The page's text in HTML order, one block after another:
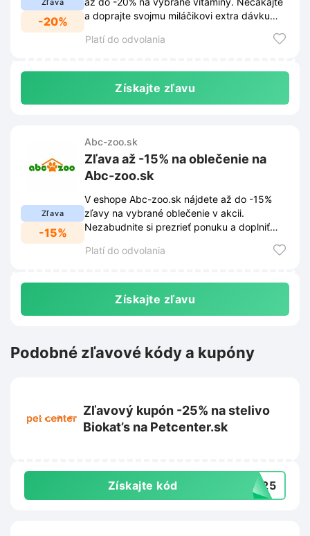
Zľava
-20%
a doprajte svojmu miláčikovi extra dávku
Platí do odvolania
Získajte zľavu
Zľava
-15%
Abc-zoo.sk
Zľava až -15% na oblečenie na
Abc-zoo.sk
V eshope Abc-zoo.sk nájdete až do -15%
zľavy na vybrané oblečenie v akcii.
Nezabudnite si prezrieť ponuku a doplniť
Platí do odvolania
Získajte zľavu
Podobné zľavové kódy a kupóny
Zľavový kupón -25% na stelivo
Biokat’s na Petcenter.sk
Získajte kód BK25